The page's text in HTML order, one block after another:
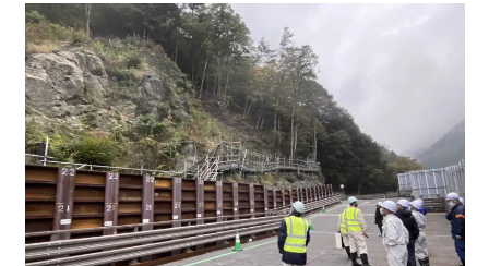
鼎地区の魅力
移住をお考えの方へ